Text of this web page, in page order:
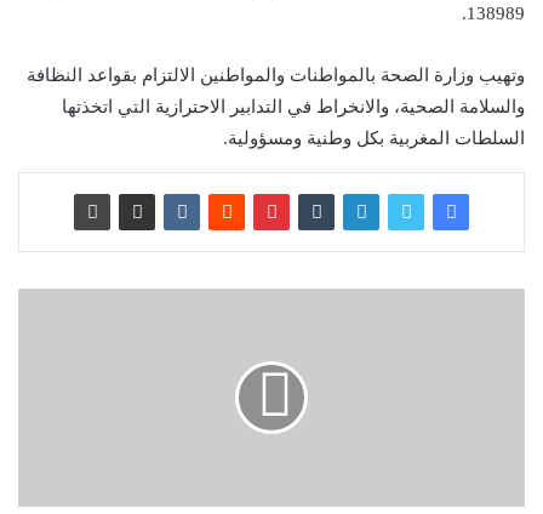
138989.
وتهيب وزارة الصحة بالمواطنات والمواطنين الالتزام بقواعد النظافة
والسلامة الصحية، والانخراط في التدابير الاحترازية التي اتخذتها
السلطات المغربية بكل وطنية ومسؤولية.